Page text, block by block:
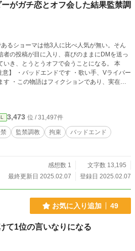
がガチ恋とオフ会した結果監禁調
るショーマは他3人に比べ人気が無い。そん
者の投稿が目に入り、喜びのままにDMを送っ
き、とうとうオフで会うことになる。 本
す ・この物語はフィクションであり、実在の
・受けが終始可哀想な目に合う上に救いが
け傷がつく表現があります ・♡・濁点喘ぎ過
♡がついています ・展開が非常に早い上に
覧をおすすめできません
3,473 位 / 31,497件
監禁調教 拘束
バッドエンド
感想数 1
文字数 13,195
最終更新日 2025.02.07
登録日 2025.02.07
お気に入り追加 49
て1位の言いなりになる